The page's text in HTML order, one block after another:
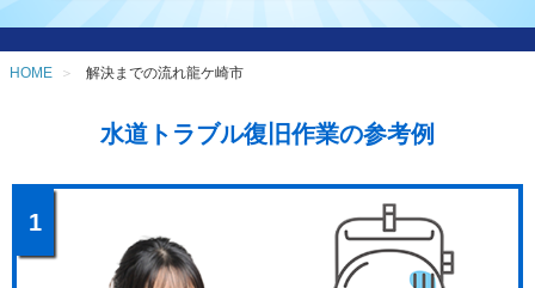
HOME 解決までの流れ龍ケ崎市
水道トラブル復旧作業の参考例
1